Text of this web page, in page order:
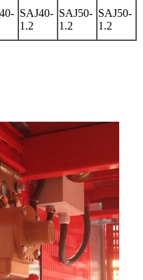
SAJ40-
1.2
SAJ50-
1.2
SAJ50-
1.2